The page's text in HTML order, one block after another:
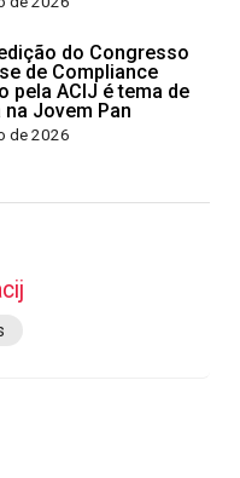
do Congresso
de Compliance
pela ACIJ é tema de
Jovem Pan
de 2026